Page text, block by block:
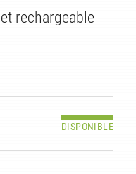
rechargeable
DISPONIBLE